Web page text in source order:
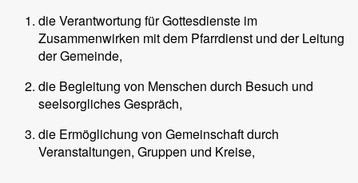
die Verantwortung für Gottesdienste im
Zusammenwirken mit dem Pfarrdienst und der Leitung
der Gemeinde,
die Begleitung von Menschen durch Besuch und
seelsorgliches Gespräch,
die Ermöglichung von Gemeinschaft durch
Veranstaltungen, Gruppen und Kreise,